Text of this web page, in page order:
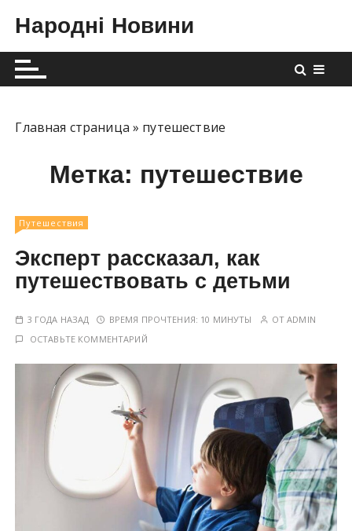
р
й
Народні Новини
Главная страница » путешествие
Метка: путешествие
Путешествия
Эксперт рассказал, как
путешествовать с детьми
3 ГОДА НАЗАД ВРЕМЯ ПРОЧТЕНИЯ: 10 МИНУТЫ ОТADMIN
ОСТАВЬТЕ КОММЕНТАРИЙ